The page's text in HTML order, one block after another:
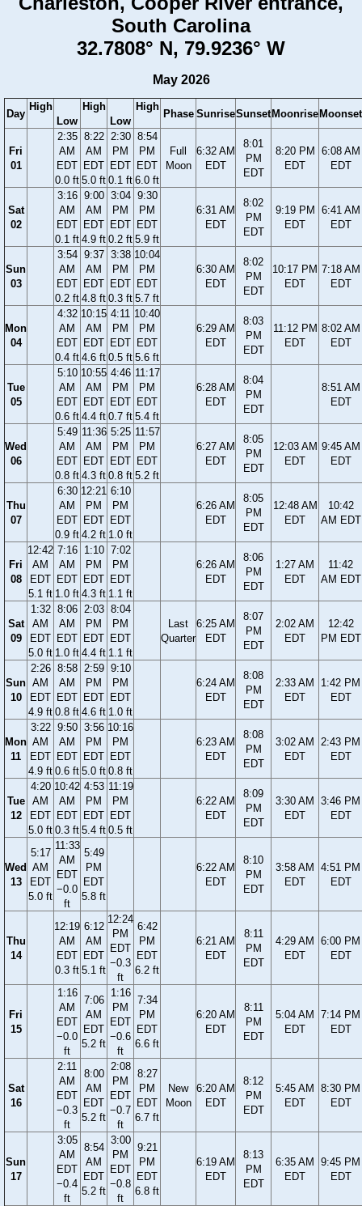
South Carolina
32.7808° N, 79.9236° W
May 2026
Day
High
Low
High
Low
High
Phase SunriseSunset Moonrise Moonset
Fri
01
2:35
AM
EDT
0.0 ft
8:22
AM
EDT
5.0 ft
2:30
PM
EDT
0.1 ft
8:54
PM
EDT
6.0 ft
Full
Moon
6:32 AM
EDT
8:01
PM
EDT
8:20 PM
EDT
6:08 AM
EDT
Sat
02
3:16
AM
EDT
0.1 ft
9:00
AM
EDT
4.9 ft
3:04
PM
EDT
0.2 ft
9:30
PM
EDT
5.9 ft
6:31 AM
EDT
8:02
PM
EDT
9:19 PM
EDT
6:41 AM
EDT
Sun
03
3:54
AM
EDT
0.2 ft
9:37
AM
EDT
4.8 ft
3:38
PM
EDT
0.3 ft
10:04
PM
EDT
5.7 ft
6:30 AM
EDT
8:02
PM
EDT
10:17 PM
EDT
7:18 AM
EDT
Mon
04
4:32
AM
EDT
0.4 ft
10:15
AM
EDT
4.6 ft
4:11
PM
EDT
0.5 ft
10:40
PM
EDT
5.6 ft
6:29 AM
EDT
8:03
PM
EDT
11:12 PM
EDT
8:02 AM
EDT
Tue
05
5:10
AM
EDT
0.6 ft
10:55
AM
EDT
4.4 ft
4:46
PM
EDT
0.7 ft
11:17
PM
EDT
5.4 ft
6:28 AM
EDT
8:04
PM
EDT
8:51 AM
EDT
Wed
06
5:49
AM
EDT
0.8 ft
11:36
AM
EDT
4.3 ft
5:25
PM
EDT
0.8 ft
11:57
PM
EDT
5.2 ft
6:27 AM
EDT
8:05
PM
EDT
12:03 AM
EDT
9:45 AM
EDT
Thu
07
6:30
AM
EDT
0.9 ft
12:21
PM
EDT
4.2 ft
6:10
PM
EDT
1.0 ft
6:26 AM
EDT
8:05
PM
EDT
12:48 AM
EDT
10:42
AM EDT
Fri
08
12:42
AM
EDT
5.1 ft
7:16
AM
EDT
1.0 ft
1:10
PM
EDT
4.3 ft
7:02
PM
EDT
1.1 ft
6:26 AM
EDT
8:06
PM
EDT
1:27 AM
EDT
11:42
AM EDT
Sat
09
1:32
AM
EDT
5.0 ft
8:06
AM
EDT
1.0 ft
2:03
PM
EDT
4.4 ft
8:04
PM
EDT
1.1 ft
Last
Quarter
6:25 AM
EDT
8:07
PM
EDT
2:02 AM
EDT
12:42
PM EDT
Sun
10
2:26
AM
EDT
4.9 ft
8:58
AM
EDT
0.8 ft
2:59
PM
EDT
4.6 ft
9:10
PM
EDT
1.0 ft
6:24 AM
EDT
8:08
PM
EDT
2:33 AM
EDT
1:42 PM
EDT
Mon
11
3:22
AM
EDT
4.9 ft
9:50
AM
EDT
0.6 ft
3:56
PM
EDT
5.0 ft
10:16
PM
EDT
0.8 ft
6:23 AM
EDT
8:08
PM
EDT
3:02 AM
EDT
2:43 PM
EDT
Tue
12
4:20
AM
EDT
5.0 ft
10:42
AM
EDT
0.3 ft
4:53
PM
EDT
5.4 ft
11:19
PM
EDT
0.5 ft
6:22 AM
EDT
8:09
PM
EDT
3:30 AM
EDT
3:46 PM
EDT
Wed
13
5:17
AM
EDT
5.0 ft
11:33
AM
EDT
−0.0
ft
5:49
PM
EDT
5.8 ft
6:22 AM
EDT
8:10
PM
EDT
3:58 AM
EDT
4:51 PM
EDT
Thu
14
12:19
AM
EDT
0.3 ft
6:12
AM
EDT
5.1 ft
12:24
PM
EDT
−0.3
ft
6:42
PM
EDT
6.2 ft
6:21 AM
EDT
8:11
PM
EDT
4:29 AM
EDT
6:00 PM
EDT
Fri
15
1:16
AM
EDT
−0.0
ft
7:06
AM
EDT
5.2 ft
1:16
PM
EDT
−0.6
ft
7:34
PM
EDT
6.6 ft
6:20 AM
EDT
8:11
PM
EDT
5:04 AM
EDT
7:14 PM
EDT
Sat
16
2:11
AM
EDT
−0.3
ft
8:00
AM
EDT
5.2 ft
2:08
PM
EDT
−0.7
ft
8:27
PM
EDT
6.7 ft
New
Moon
6:20 AM
EDT
8:12
PM
EDT
5:45 AM
EDT
8:30 PM
EDT
Sun
17
3:05
AM
EDT
−0.4
ft
8:54
AM
EDT
5.2 ft
3:00
PM
EDT
−0.8
ft
9:21
PM
EDT
6.8 ft
6:19 AM
EDT
8:13
PM
EDT
6:35 AM
EDT
9:45 PM
EDT